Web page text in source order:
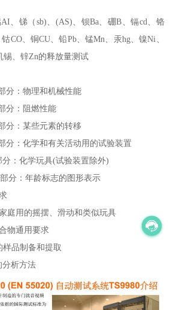
、锑（sb)、(AS)、钡Ba、硼B、镉cd、铬
CO、铜CU、铅Pb、锰Mn、汞hg、镍Ni、
锡、锌Zn的释放量测试
分：物理和机械性能
分：阻燃性能
分：某些元素的转移
分：化学和有关活动用的试验装置
：化学玩具(试验装置除外)
分：年龄标志的图形表示
庭用的摇摆、滑动和类似玩具
物通用要求
样品制备和提取
分析方法